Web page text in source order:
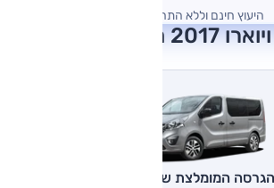
היעוץ חינם וללא התחייבות
חוות דעת
הגרסה המומלצת של אוטו